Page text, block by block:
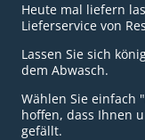
Heute mal liefern
Lieferservice von
Lassen Sie sich
dem Abwasch.
Wählen Sie einfach
hoffen, dass Ihnen
gefällt.